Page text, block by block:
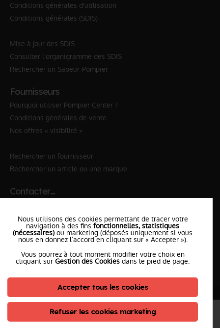
Conditions générales d'utilisation
Conditions générales (SDIS)
Mise à jour des SDIS
Consulter l'organigramme des SDIS
Rechercher un Sapeur-Pompier
Fournisseurs
Pourquoi utiliser Pompier Center ?
Conditions générales de vente
Nos offres « visibilité »
Rechercher un fournisseur
Rechercher un article ou une marque
Contacter…
✆ 18№National Sapeurs-Pompiers
le SDISle plus proche
l'équipePompierCenter
©2026 Pompier Center • Mentions Légales •
Protection de vos données • Plan du Site
ClicConnect & Digicalys
Nous utilisons des cookies permettant de tracer votre
navigation à des fins fonctionnelles, statistiques
(nécessaires) ou marketing (déposés uniquement si vous
nous en donnez l’accord en cliquant sur « Accepter »).
Vous pourrez à tout moment modifier votre choix en
cliquant sur Gestion des Cookies dans le pied de page.
Accepter tous les cookies
Refuser les cookies marketing